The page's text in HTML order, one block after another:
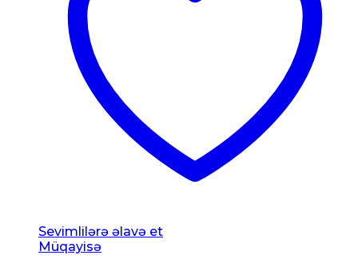
Sevimlilərə əlavə et
Müqayisə